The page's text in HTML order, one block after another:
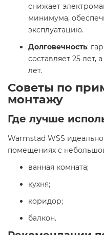
снижает
минимума,
эксплуатацию.​
Долговечность:
составляет 25
лет.​
Советы по
монтажу
Где лучше
Warmstad WSS
помещениях с
ванная комната;​
кухня;​
коридор;​
балкон.​